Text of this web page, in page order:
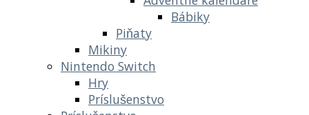
Bábiky
Piňaty
Mikiny
Nintendo Switch
Hry
Príslušenstvo